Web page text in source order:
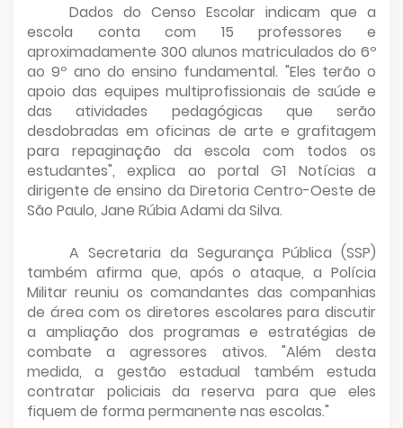
Dados do Censo Escolar indicam que a
escola conta com 15 professores e
aproximadamente 300 alunos matriculados do 6º
ao 9º ano do ensino fundamental. "Eles terão o
apoio das equipes multiprofissionais de saúde e
das atividades pedagógicas que serão
desdobradas em oficinas de arte e grafitagem
para repaginação da escola com todos os
estudantes", explica ao portal G1 Notícias a
dirigente de ensino da Diretoria Centro-Oeste de
São Paulo, Jane Rúbia Adami da Silva.
A Secretaria da Segurança Pública (SSP)
também afirma que, após o ataque, a Polícia
Militar reuniu os comandantes das companhias
de área com os diretores escolares para discutir
a ampliação dos programas e estratégias de
combate a agressores ativos. "Além desta
medida, a gestão estadual também estuda
contratar policiais da reserva para que eles
fiquem de forma permanente nas escolas."